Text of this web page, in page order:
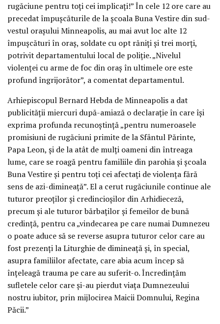
rugăciune pentru toți cei implicați!” În cele 12 ore care au
precedat împușcăturile de la școala Buna Vestire din sud-
vestul orașului Minneapolis, au mai avut loc alte 12
împușcături în oraș, soldate cu opt răniți și trei morți,
potrivit departamentului local de poliție. „Nivelul
violenței cu arme de foc din oraș în ultimele ore este
profund îngrijorător”, a comentat departamentul.
Arhiepiscopul Bernard Hebda de Minneapolis a dat
publicității miercuri după-amiază o declarație în care își
exprima profunda recunoștință „pentru numeroasele
promisiuni de rugăciuni primite de la Sfântul Părinte,
Papa Leon, și de la atât de mulți oameni din întreaga
lume, care se roagă pentru familiile din parohia și școala
Buna Vestire și pentru toți cei afectați de violența fără
sens de azi-dimineață”. El a cerut rugăciunile continue ale
tuturor preoților și credincioșilor din Arhidieceză,
precum și ale tuturor bărbaților și femeilor de bună
credință, pentru ca „vindecarea pe care numai Dumnezeu
o poate aduce să se reverse asupra tuturor celor care au
fost prezenți la Liturghie de dimineață și, în special,
asupra familiilor afectate, care abia acum încep să
înțeleagă trauma pe care au suferit-o. Încredințăm
sufletele celor care și-au pierdut viața Dumnezeului
nostru iubitor, prin mijlocirea Maicii Domnului, Regina
Păcii.”